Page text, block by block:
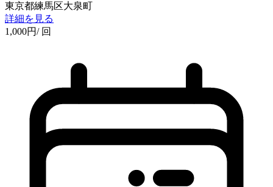
東京都練馬区大泉町
詳細を見る
1,000円/ 回